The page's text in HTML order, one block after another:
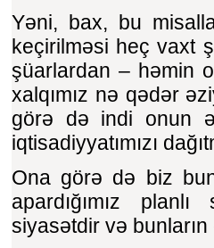
Yəni, bax, bu
keçirilməsi heç vaxt
şüarlardan – həmin
xalqımız nə qədər
görə də indi onun
iqtisadiyyatımızı
Ona görə də biz
apardığımız
siyasətdir və